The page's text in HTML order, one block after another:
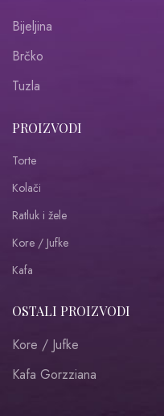
Bijeljina
Brčko
Tuzla
PROIZVODI
Torte
Kolači
Ratluk i žele
Kore / Jufke
Kafa
OSTALI PROIZVODI
Kore / Jufke
Kafa Gorzziana